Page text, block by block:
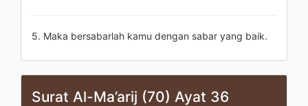
5. Maka bersabarlah kamu dengan sabar yang baik.
Surat Al-Ma’arij (70) Ayat 36